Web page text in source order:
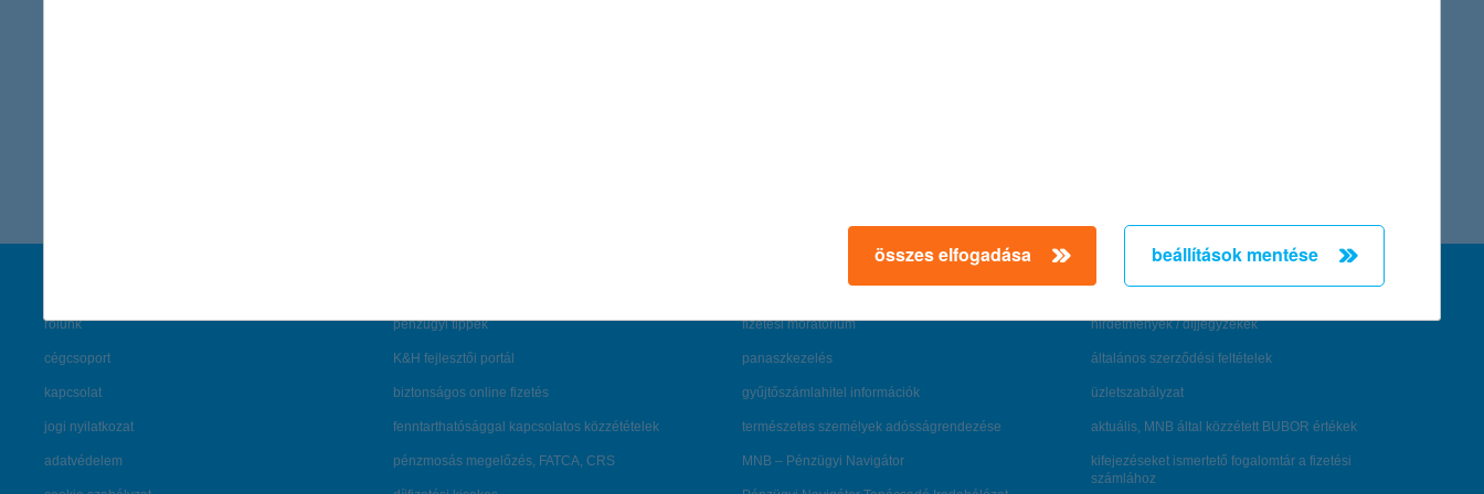
rólunk
cégcsoport
kapcsolat
jogi nyilatkozat
adatvédelem
pénzügyi tippek
K&H fejlesztői portál
biztonságos online fizetés
fenntarthatósággal kapcsolatos közzétételek
pénzmosás megelőzés, FATCA, CRS
ügyfélvédelem
fizetési moratórium
panaszkezelés
gyűjtőszámlahitel információk
természetes személyek adósságrendezése
MNB – Pénzügyi Navigátor
feltételek és kondíciók
hirdetmények / díjjegyzékek
általános szerződési feltételek
üzletszabályzat
aktuális, MNB által közzétett BUBOR értékek
kifejezéseket ismertető fogalomtár a fizetési
számlához
összes elfogadása beállítások mentése